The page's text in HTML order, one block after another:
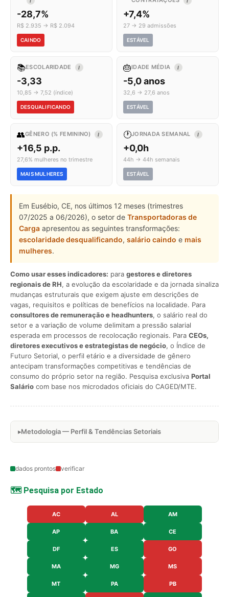
-28,7%
R$ 2.935 → R$ 2.094
CAINDO
+7,4%
27 → 29 admissões
ESTÁVEL
📚ESCOLARIDADE I
-3,33
10,85 → 7,52 (índice)
DESQUALIFICANDO
🎂IDADE MÉDIA I
-5,0 anos
32,6 → 27,6 anos
ESTÁVEL
👥GÊNERO (% FEMININO) I
+16,5 p.p.
27,6% mulheres no trimestre
MAIS MULHERES
🕐JORNADA SEMANAL I
+0,0h
44h → 44h semanais
ESTÁVEL
Em Eusébio, CE, nos últimos 12 meses (trimestres
07/2025 a 06/2026), o setor de Transportadoras de
Carga apresentou as seguintes transformações:
escolaridade desqualificando, salário caindo e mais
mulheres.
Como usar esses indicadores: para gestores e diretores
regionais de RH, a evolução da escolaridade e da jornada sinaliza
mudanças estruturais que exigem ajuste em descrições de
vagas, requisitos e políticas de benefícios na localidade. Para
consultores de remuneração e headhunters, o salário real do
setor e a variação de volume delimitam a pressão salarial
esperada em processos de recolocação regionais. Para CEOs,
diretores executivos e estrategistas de negócio, o Índice de
Futuro Setorial, o perfil etário e a diversidade de gênero
antecipam transformações competitivas e tendências de
consumo do próprio setor na região. Pesquisa exclusiva Portal
Salário com base nos microdados oficiais do CAGED/MTE.
Metodologia — Perfil & Tendências Setoriais
dados prontos verificar
🗺️ Pesquisa por Estado
AC AL AM
AP BA CE
DF ES GO
MA MG MS
MT PA PB